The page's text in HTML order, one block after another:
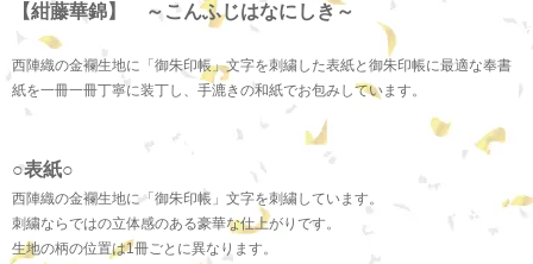
【紺藤華錦】 ～こんふじはなにしき～
西陣織の金襴生地に「御朱印帳」文字を刺繍した表紙と御朱印帳に最適な奉書
紙を一冊一冊丁寧に装丁し、手漉きの和紙でお包みしています。
○表紙○
西陣織の金襴生地に「御朱印帳」文字を刺繍しています。
刺繍ならではの立体感のある豪華な仕上がりです。
生地の柄の位置は1冊ごとに異なります。